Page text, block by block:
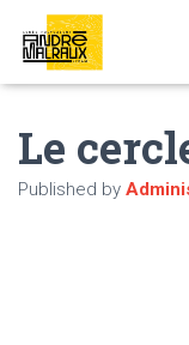
Le
Published by